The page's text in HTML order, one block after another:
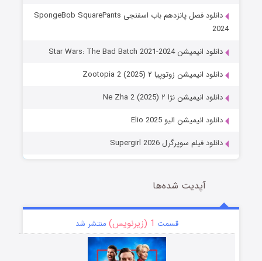
دانلود فصل پانزدهم باب اسفنجی SpongeBob SquarePants
2024
دانلود انیمیشن Star Wars: The Bad Batch 2021-2024
دانلود انیمیشن زوتوپیا ۲ Zootopia 2 (2025)
دانلود انیمیشن نژا ۲ Ne Zha 2 (2025)
دانلود انیمیشن الیو Elio 2025
دانلود فیلم سوپرگرل Supergirl 2026
آپدیت شده‌ها
قسمت 1 (زیرنویس) منتشر شد